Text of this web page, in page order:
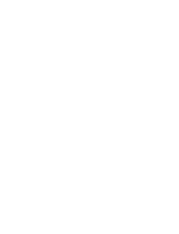
安全に関する
責任をもって
Sea-Dooの操縦者と